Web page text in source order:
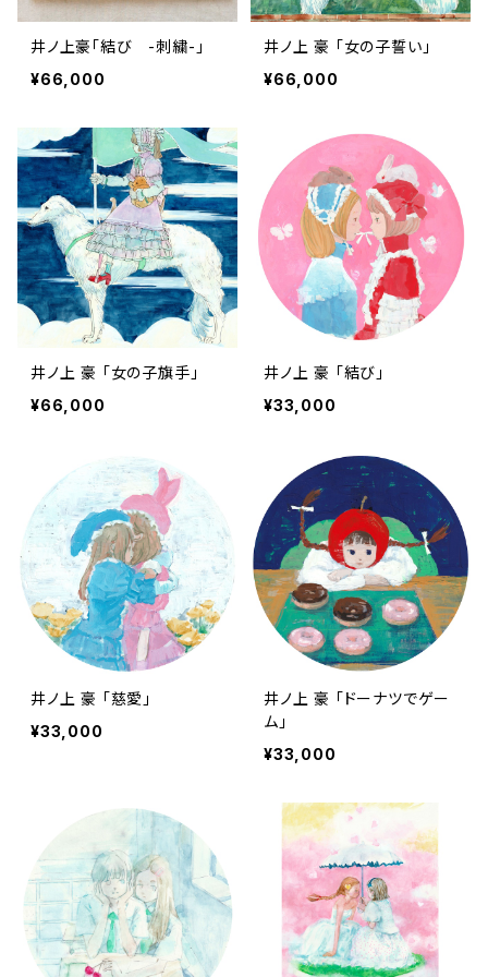
井ノ上豪「結び -刺繍-」
¥66,000
井ノ上 豪 「女の子誓い」
¥66,000
井ノ上 豪 「女の子旗手」
¥66,000
井ノ上 豪 「結び」
¥33,000
井ノ上 豪 「慈愛」
¥33,000
井ノ上 豪 「ドーナツでゲー
ム」
¥33,000